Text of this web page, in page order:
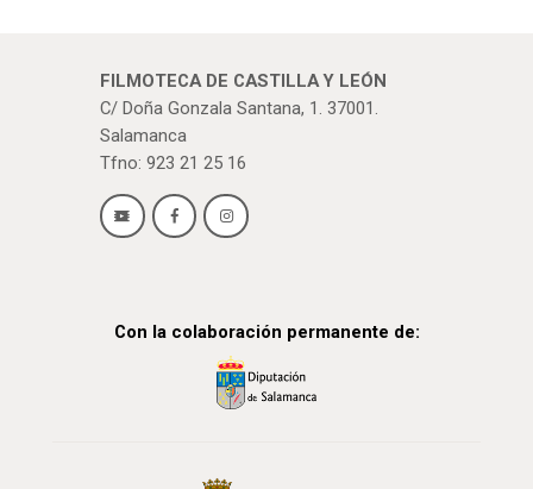
FILMOTECA DE CASTILLA Y LEÓN
C/ Doña Gonzala Santana, 1. 37001.
Salamanca
Tfno: 923 21 25 16
Con la colaboración permanente de: